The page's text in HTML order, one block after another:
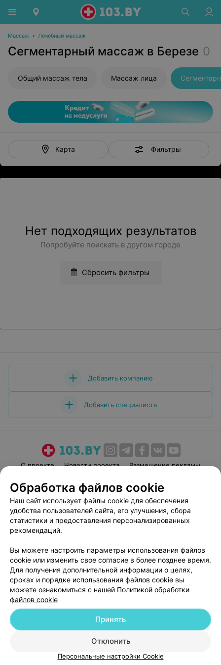
Массаж • Лечебный массаж
Сегментарный массаж в Березе 0
Общий массаж тела Массаж лица
Карта Фильтры
Нет подходящих результатов
Попробуйте поискать в другом городе
Сбросить фильтры
Добавить компанию
Добавить специалиста
О проекте Новости проекта
Размещение рекламы
Пользовательское соглашение
Способы оплаты
Вакансии
Партнеры
Написать руководителю 103.by
Персональные настройки cookie
Обработка персональных данных
© 2026 ООО «Артокс Лаб», УНП 191700409| 220012, Республика Беларусь,
г. Минск, улица Толбухина, 2, пом. 16 | help@103.by
Служба поддержки +375 291212755
Обработка файлов cookie
Наш сайт использует файлы cookie для обеспечения
удобства пользователей сайта, его улучшения, сбора
статистики и предоставления персонализированных
рекомендаций.
Вы можете настроить параметры использования файлов
cookie или изменить свое согласие в более позднее время.
Для получения дополнительной информации о целях,
сроках и порядке использования файлов cookie вы
можете ознакомиться с нашей Политикой обработки
файлов cookie
Отклонить
Принять
Персональные настройки Cookie